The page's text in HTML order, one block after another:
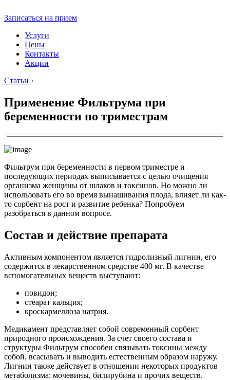
Записаться на прием
Услуги
Цены
Контакты
Акции
Статьи ›
Применение Фильтрума при
беременности по триместрам
Фильтрум при беременности в первом триместре и
последующих периодах выписывается с целью очищения
организма женщины от шлаков и токсинов. Но можно ли
использовать его во время вынашивания плода, влияет ли как-
то сорбент на рост и развитие ребенка? Попробуем
разобраться в данном вопросе.
Состав и действие препарата
Активным компонентом является гидролизный лигнин, его
содержится в лекарственном средстве 400 мг. В качестве
вспомогательных веществ выступают:
повидон;
стеарат кальция;
кроскармеллоза натрия.
Медикамент представляет собой современный сорбент
природного происхождения. За счет своего состава и
структуры Фильтрум способен связывать токсины между
собой, всасывать и выводить естественным образом наружу.
Лигнин также действует в отношении некоторых продуктов
метаболизма: мочевины, билирубина и прочих веществ.